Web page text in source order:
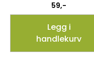
59,-
Legg i
handlekurv